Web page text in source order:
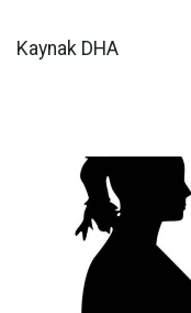
Kaynak DHA